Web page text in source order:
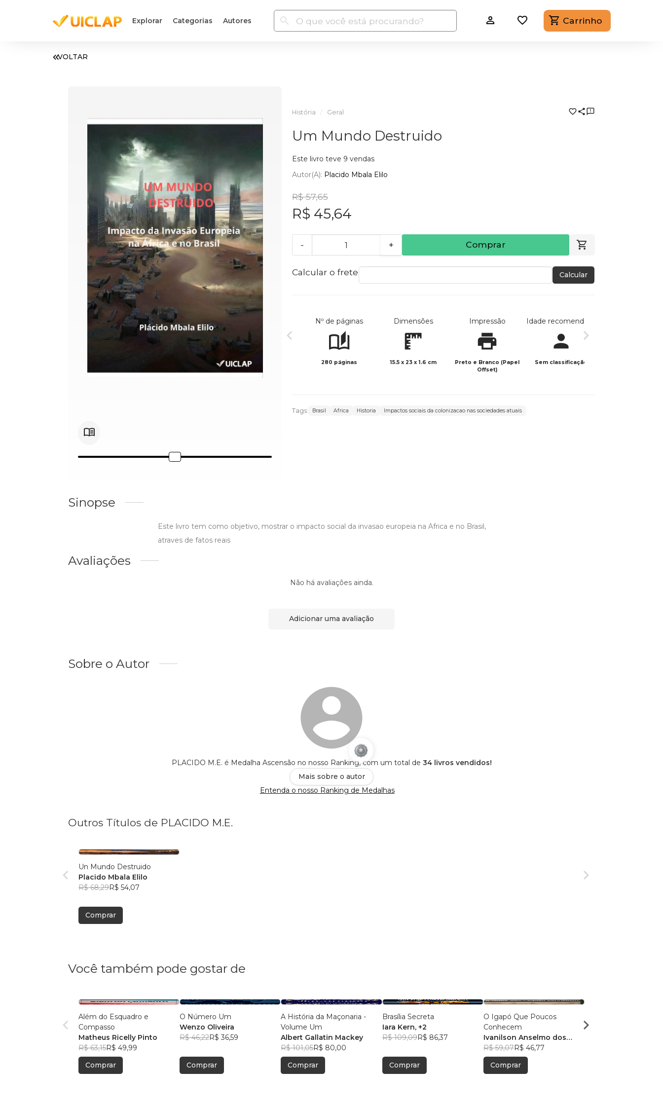
Explorar Categorias Autores Carrinho
VOLTAR
História Geral
Um Mundo Destruido
Este livro teve 9 vendas
Autor(a): Placido Mbala Elilo
R$ 57,65
R$ 45,64
- + Comprar
Calcular o frete Calcular
Nº de páginas
280 páginas
Dimensões
15.5 x 23 x 1.6 cm
Impressão
Preto e Branco (Papel
Offset)
Idade recomendada
Sem classificação
Tags: Brasil Africa Historia Impactos sociais da colonizacao nas sociedades atuais
Sinopse
Este livro tem como objetivo, mostrar o impacto social da invasao europeia na Africa e no Brasil,
atraves de fatos reais
Avaliações
Não há avaliações ainda.
Adicionar uma avaliação
Sobre o Autor
PLACIDO M.E. é Medalha Ascensão no nosso Ranking, com um total de 34 livros vendidos!
Mais sobre o autor
Entenda o nosso Ranking de Medalhas
Outros Títulos de PLACIDO M.E.
Un Mundo Destruido
Placido Mbala Elilo
R$ 68,29R$ 54,07
Comprar
Você também pode gostar de
Além do Esquadro e
Compasso
Matheus Ricelly Pinto
R$ 63,15R$ 49,99
Comprar
O Número Um
Wenzo Oliveira
R$ 46,22R$ 36,59
Comprar
A História da Maçonaria -
Volume Um
Albert Gallatin Mackey
R$ 101,05R$ 80,00
Comprar
Brasília Secreta
Iara Kern, +2
R$ 109,09R$ 86,37
Comprar
O Igapó Que Poucos
Conhecem
Ivanilson Anselmo dos
Ramos
R$ 59,07R$ 46,77
Comprar
CONFLITOS